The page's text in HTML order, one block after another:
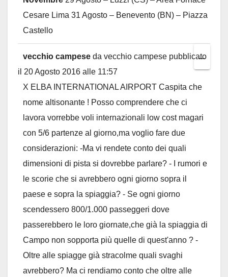
Cesare Lima 31 Agosto – Benevento (BN) – Piazza
Castello
vecchio campese da vecchio campese pubblicato
il 20 Agosto 2016 alle 11:57
X ELBA INTERNATIONAL AIRPORT Caspita che
nome altisonante ! Posso comprendere che ci
lavora vorrebbe voli internazionali low cost magari
con 5/6 partenze al giorno,ma voglio fare due
considerazioni: -Ma vi rendete conto dei quali
dimensioni di pista si dovrebbe parlare? - I rumori e
le scorie che si avrebbero ogni giorno sopra il
paese e sopra la spiaggia? - Se ogni giorno
scendessero 800/1.000 passeggeri dove
passerebbero le loro giornate,che già la spiaggia di
Campo non sopporta più quelle di quest'anno ? -
Oltre alle spiagge già stracolme quali svaghi
avrebbero? Ma ci rendiamo conto che oltre alle
...Toggle
this